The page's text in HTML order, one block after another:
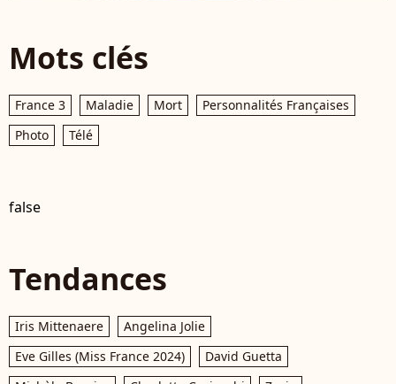
Mots clés
France 3 Maladie Mort
Personnalités Françaises
Photo
Télé
false
Tendances
Iris Mittenaere
Angelina Jolie
Eve Gilles (Miss France 2024)
David Guetta